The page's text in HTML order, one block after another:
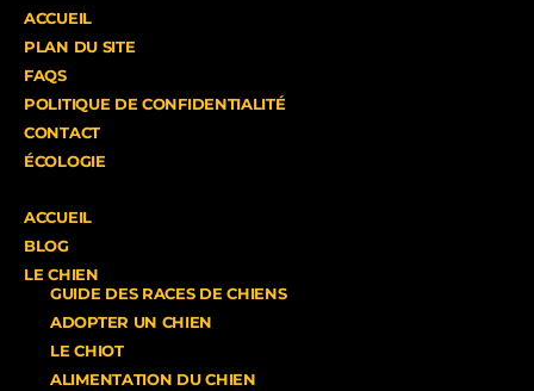
ACCUEIL
PLAN DU SITE
FAQS
POLITIQUE DE CONFIDENTIALITÉ
CONTACT
ÉCOLOGIE
ACCUEIL
BLOG
LE CHIEN
GUIDE DES RACES DE CHIENS
ADOPTER UN CHIEN
LE CHIOT
ALIMENTATION DU CHIEN